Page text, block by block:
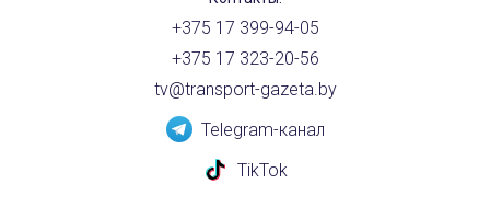
+375 17 399-94-05
+375 17 323-20-56
tv@transport-gazeta.by
Telegram-канал
TikTok